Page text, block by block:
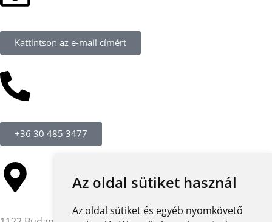
Az oldal sütiket használ
Az oldal sütiket és egyéb nyomkövető
Kattintson az e-mail címért
+36 30 485 3477